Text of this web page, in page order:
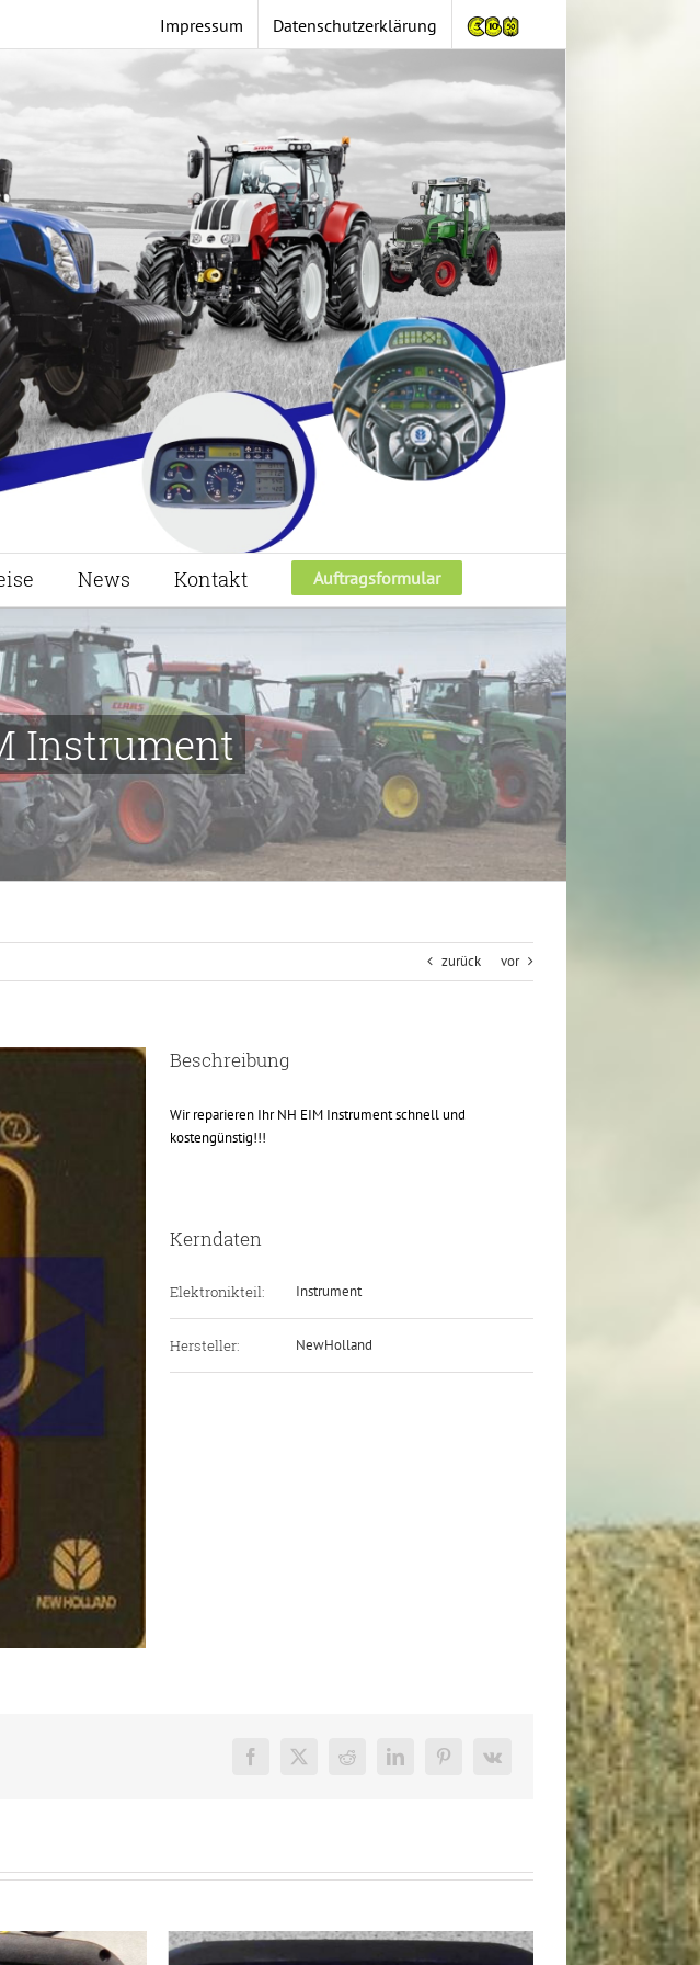
Impressum Datenschutzerklärung
News Kontakt Auftragsformular
Instrument
zurück vor
Beschreibung
Wir reparieren Ihr NH EIM Instrument schnell und
kostengünstig!!!
Kerndaten
Elektronikteil: Instrument
Hersteller: NewHolland
Facebook
X Reddit LinkedInPinterest
Vk